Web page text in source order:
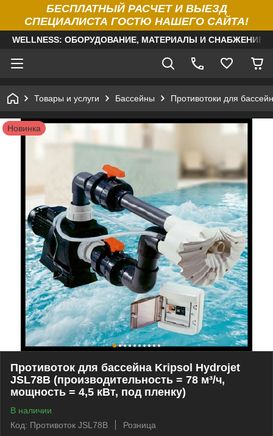
БЕСПЛАТНЫЙ РАСЧЕТ И ВЫЕЗД
СПЕЦИАЛИСТА ГОСТЮ НАШЕГО САЙТА!
WELLNESS: ОБОРУДОВАНИЕ, МАТЕРИАЛЫ И
Товары и услуги Бассейны Противотоки для
Новинка
Противоток для бассейна Kripsol Hydrojet
JSL78B (производительность = 78 м³/ч,
мощность = 4,5 кВт, под пленку)
В наличии
Код: Противоток JSL78B
Розница